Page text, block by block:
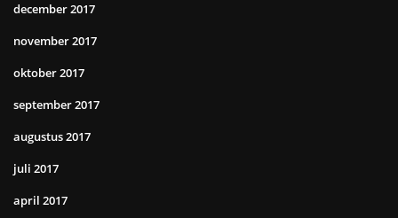
december 2017
november 2017
oktober 2017
september 2017
augustus 2017
juli 2017
april 2017